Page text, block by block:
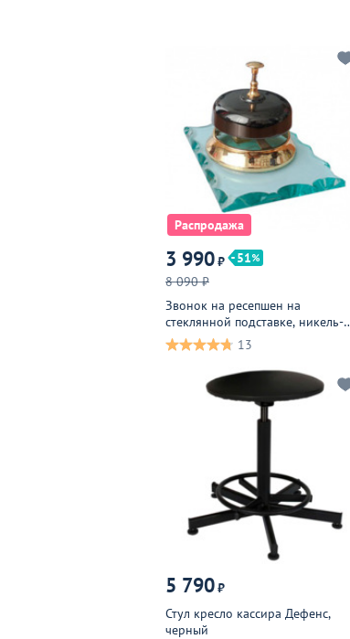
Распродажа
3 990₽
51
8 090 ₽
Звонок на ресепшен на
стеклянной подставке, никель-
золото
13
5 790₽
Стул кресло кассира Дефенс,
черный